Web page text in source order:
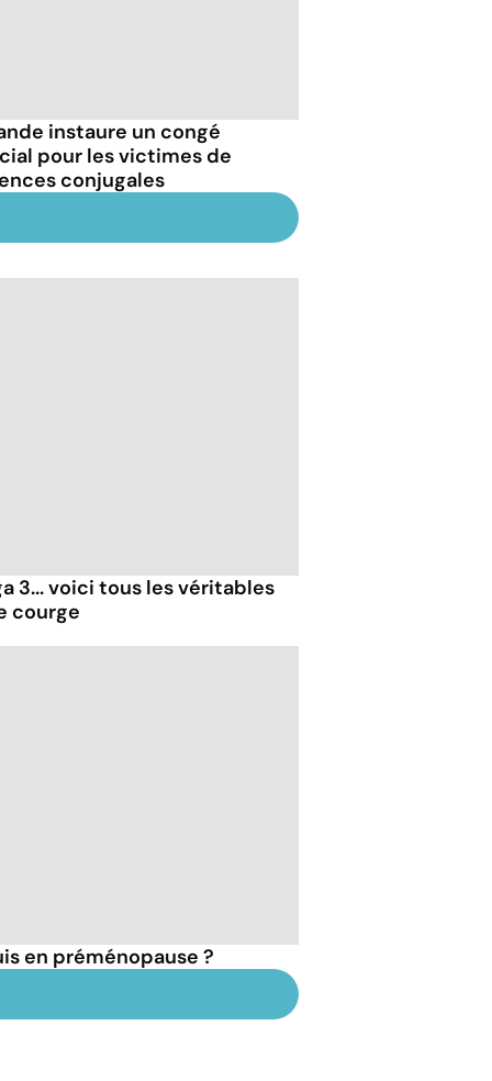
instaure un congé
pour les victimes de
conjugales
3... voici tous les véritables
courge
en préménopause ?